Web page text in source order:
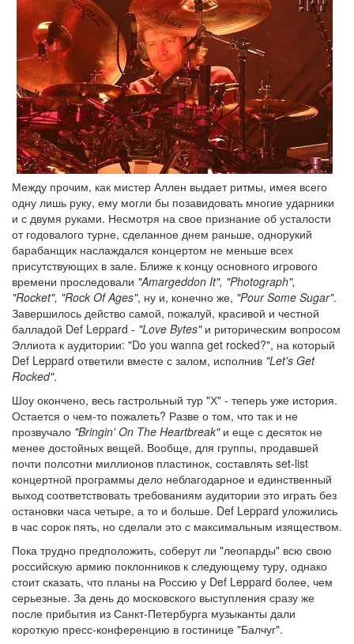
Между прочим, как мистер Аллен выдает ритмы, имея всего
одну лишь руку, ему могли бы позавидовать многие ударники
и с двумя руками. Несмотря на свое признание об усталости
от годовалого турне, сделанное днем раньше, однорукий
барабанщик наслаждался концертом не меньше всех
присутствующих в зале. Ближе к концу основного игрового
времени проследовали "Amargeddon It", "Photograph",
"Rocket", "Rock Of Ages", ну и, конечно же, "Pour Some Sugar".
Завершилось действо самой, пожалуй, красивой и честной
балладой Def Leppard - "Love Bytes"и риторическим вопросом
Эллиота к аудитории: "Do you wanna get rocked?", на который
Def Leppard ответили вместе с залом, исполнив "Let's Get
Rocked".
Шоу окончено, весь гастрольный тур "Х" - теперь уже история.
Остается о чем-то пожалеть? Разве о том, что так и не
прозвучало "Bringin' On The Heartbreak"и еще с десяток не
менее достойных вещей. Вообще, для группы, продавшей
почти полсотни миллионов пластинок, составлять set-list
концертной программы дело неблагодарное и единственный
выход соответствовать требованиям аудитории это играть без
остановки часа четыре, а то и больше. Def Leppard уложились
в час сорок пять, но сделали это с максимальным изяществом.
Пока трудно предположить, соберут ли "леопарды" всю свою
российскую армию поклонников к следующему туру, однако
стоит сказать, что планы на Россию у Def Leppard более, чем
серьезные. За день до московского выступления сразу же
после прибытия из Санкт-Петербурга музыканты дали
короткую пресс-конференцию в гостинице "Балчуг".